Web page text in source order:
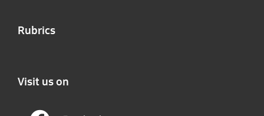
Rubrics
Visit us on